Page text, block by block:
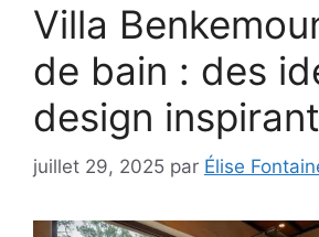
Villa
de bain : des
design
juillet 29, 2025 par Élise